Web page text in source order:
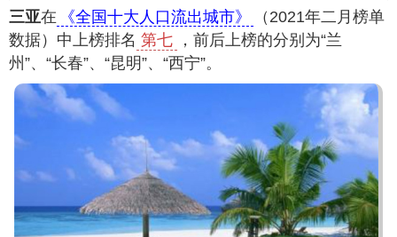
三亚在 《全国十大人口流出城市》
（2021年二月榜单
数据）中上榜排名 第七
，前后上榜的分别为“兰
州”、“长春”、“昆明”、“西宁”。